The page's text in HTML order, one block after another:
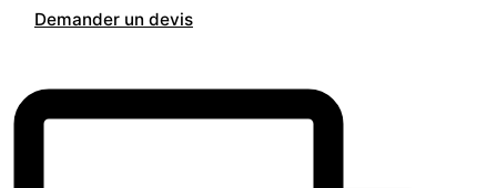
Demander un devis